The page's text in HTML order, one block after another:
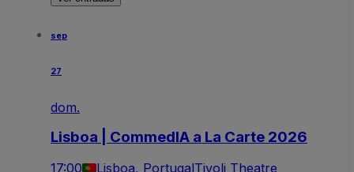
sep
27
dom.
Lisboa | CommedIA a La Carte 2026
17:00 Lisboa, PortugalTivoli Theatre